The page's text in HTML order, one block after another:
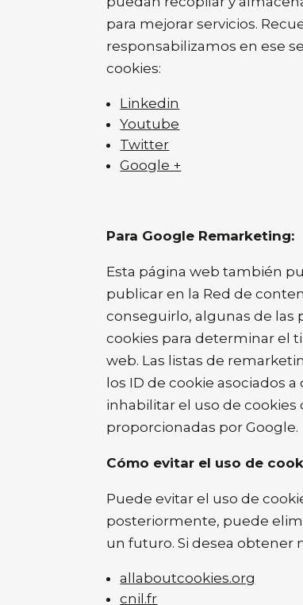
para mejorar servicios.
responsabilizamos en ese
cookies:
Linkedin
Youtube
Twitter
Google +
Para Google Remarketing:
Esta página web también
publicar en la Red de
conseguirlo, algunas de
cookies para determinar el
web. Las listas de
los ID de cookie asociados
inhabilitar el uso de cookies
proporcionadas por Google.
Cómo evitar el uso de
Puede evitar el uso de
posteriormente, puede
un futuro. Si desea obtener
allaboutcookies.org
cnil.fr